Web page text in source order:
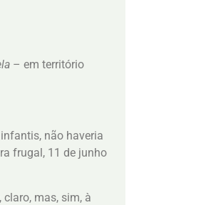
– em território
não haveria
frugal, 11 de junho
, claro, mas, sim, à